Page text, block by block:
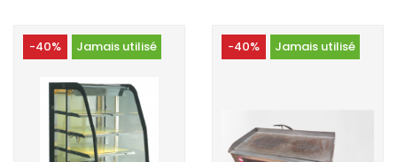
-40% Jamais utilisé -40% Jamais utilisé